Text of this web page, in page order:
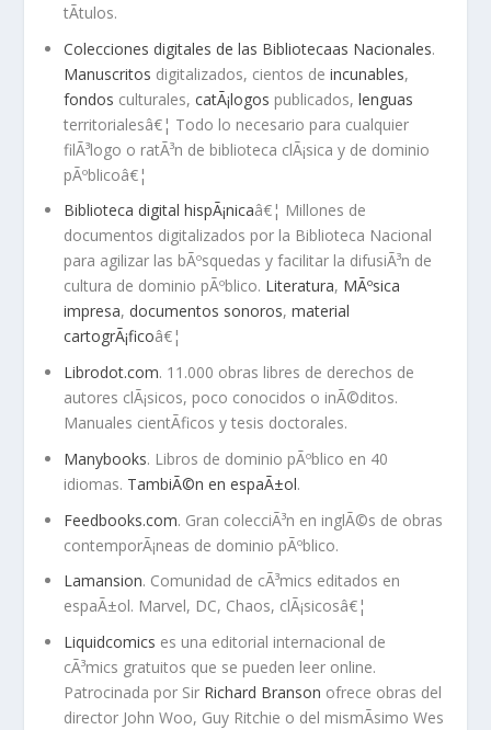
tÃ­tulos.
Colecciones digitales de las Bibliotecaas Nacionales.
Manuscritos digitalizados, cientos deincunables,
fondos culturales,catÃ¡logos publicados,lenguas
territorialesâ€¦ Todo lo necesario para cualquier
filÃ³logo o ratÃ³n de biblioteca clÃ¡sica y de dominio
pÃºblicoâ€¦
Biblioteca digital hispÃ¡nicaâ€¦ Millones de
documentos digitalizados por la Biblioteca Nacional
para agilizar las bÃºsquedas y facilitar la difusiÃ³n de
cultura de dominio pÃºblico. Literatura, MÃºsica
impresa, documentos sonoros,material
cartogrÃ¡ficoâ€¦
Librodot.com. 11.000 obras libres de derechos de
autores clÃ¡sicos, poco conocidos o inÃ©ditos.
Manuales cientÃ­ficos y tesis doctorales.
Manybooks. Libros de dominio pÃºblico en 40
idiomas. TambiÃ©n en espaÃ±ol.
Feedbooks.com. Gran colecciÃ³n en inglÃ©s de obras
contemporÃ¡neas de dominio pÃºblico.
Lamansion. Comunidad de cÃ³mics editados en
espaÃ±ol. Marvel, DC, Chaos, clÃ¡sicosâ€¦
Liquidcomics es una editorial internacional de
cÃ³mics gratuitos que se pueden leer online.
Patrocinada por Sir Richard Branson ofrece obras del
director John Woo, Guy Ritchie o del mismÃ­simo Wes